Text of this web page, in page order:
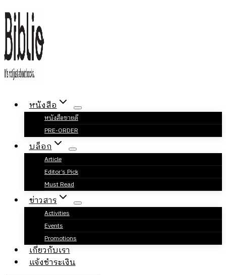
Skip
to
content
หนังสือ
หนังสือขายดี
PRE-ORDER
บล็อก
Article
Editor’s Pick
Must Read
ข่าวสาร
Activities
Events
Promotions
เกี่ยวกับเรา
แจ้งชำระเงิน